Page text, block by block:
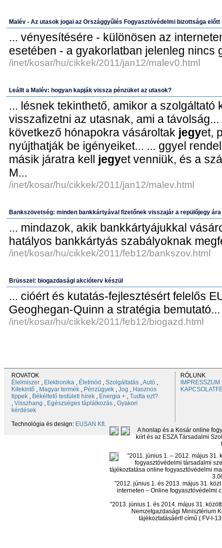
Malév - Az utasok jogai az Országgyűlés Fogyasztóvédelmi bizottsága előtt
... vényesítésére - különösen az
esetében - a gyakorlatban jelenleg nincs
/inet/kosar/hu/cikkek/2011/jan12/malev0.html
Leállt a Malév: hogyan kapják vissza pénzüket az utasok?
... lésnek tekinthető, amikor a szolgáltató
visszafizetni az utasnak, ami a
következő hónapokra vásároltak jegyet,
nyújthatják be igényeiket... ... ggyel
másik járatra kell jegyet venniük, és a
M...
/inet/kosar/hu/cikkek/2011/jan12/malev.html
Bankszövetség: minden bankkártyával fizetőnek visszajár a repülőjegy ára
... mindazok, akik bankkártyájukkal
hatályos bankkártyás szabályoknak
/inet/kosar/hu/cikkek/2011/feb12/bankszov.html
Brüsszel: biogazdasági akcióterv készül
... cióért és kutatás-fejlesztésért felelős
Geoghegan-Quinn a stratégia bemutató...
/inet/kosar/hu/cikkek/2011/feb12/biogazd.html
ROVATOK
Élelmiszer , Elektronika , Életmód , Szolgáltatás ,Autó ,
Kitekintő , Magyar termék , Pénzügyek , Jog , Hasznos
tippek , Békéltető testületi hírek , Energia + , Tudta ezt?
, Visszhang , Egészséges táplálkozás , Gyakori
kérdések
Technológia és design: EUSAN Kft.
RÓLUNK
IMPRESSZUM
A honlap és a Kosár online
kiírt és az ESZA Társadalmi
"2011. június 1. – 2012. május 31.
fogyasztóvédelmi társadalmi
tájékoztatása online fogyasztóvédelmi
"2012. június 1. és 2013. május 31.
interneten – Online fogyasztóvédelmi
"2013. június 1. és 2014. május 31.
Nemzetgazdasági Minisztérium
tájékoztatásáért! című ( FV-I-